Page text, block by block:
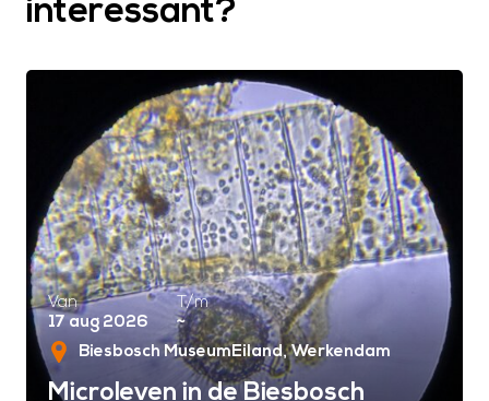
interessant?
Van
17 aug 2026
T/m
~
Biesbosch MuseumEiland Werkendam
Microleven in de Biesbosch